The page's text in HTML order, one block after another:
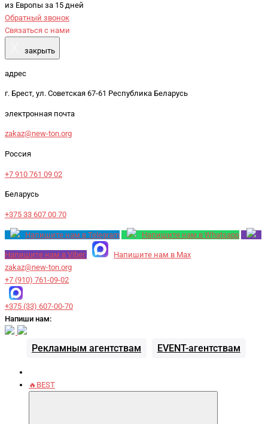
из Европы за 15 дней
Обратный звонок
Связаться с нами
закрыть
адрес
г. Брест, ул. Советская 67-61 Республика Беларусь
электронная почта
zakaz@new-ton.org
Россия
+7 910 761 09 02
Беларусь
+375 33 607 00 70
Напишите нам в Telegram Напишите нам в Whatsapp
Напишите нам в Viber
Напишите нам в Max
zakaz@new-ton.org
+7 (910) 761-09-02
+375 (33) 607-00-70
Напиши нам:
Рекламным агентствам EVENT-агентствам
🔥BEST